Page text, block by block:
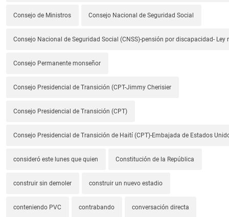
Consejo de Ministros Consejo Nacional de Seguridad Social
Consejo Nacional de Seguridad Social (CNSS)-pensión por discapacidad- Ley
Consejo Permanente monseñor
Consejo Presidencial de Transición (CPT-Jimmy Cherisier
Consejo Presidencial de Transición (CPT)
Consejo Presidencial de Transición de Haití (CPT)-Embajada de Estados
consideró este lunes que quien Constitución de la República
construir sin demoler construir un nuevo estadio
conteniendo PVC contrabando conversación directa